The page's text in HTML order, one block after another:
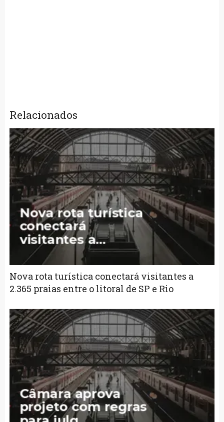
Relacionados
Nova rota turística conectará visitantes a
2.365 praias entre o litoral de SP e Rio